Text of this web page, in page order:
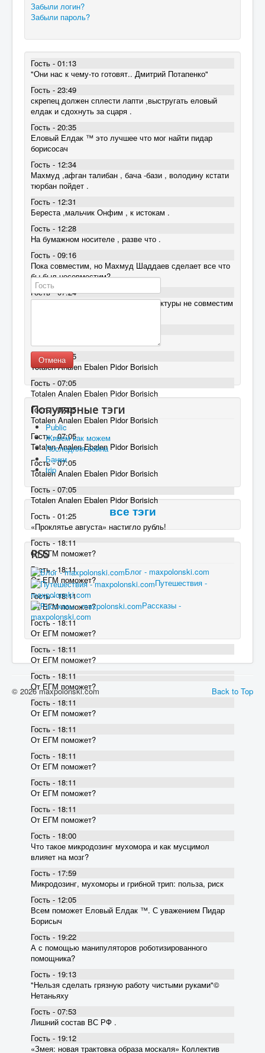
Забыли логин?
Забыли пароль?
Гость - 01:13
"Они нас к чему-то готовят.. Дмитрий Потапенко"
Гость - 23:49
скрепец должен сплести лапти ,выстругать еловый
елдак и сдохнуть за сцаря .
Гость - 20:35
Еловый Елдак ™ это лучшее что мог найти пидар
борисосач
Гость - 12:34
Махмуд ,афган талибан , бача -бази , володину кстати
тюрбан пойдет .
Гость - 12:31
Береста ,мальчик Онфим , к истокам .
Гость - 12:28
На бумажном носителе , разве что .
Гость - 09:16
Пока совместим, но Махмуд Шаддаев сделает все что
бы был несовместим?
Гость - 07:24
Русский Интернет на уровне архитектуры не совместим
Гость - 07:05
Totalen Analen Ebalen Pidor Borisich
Гость - 07:05
Totalen Analen Ebalen Pidor Borisich
Гость - 07:05
Totalen Analen Ebalen Pidor Borisich
Гость - 07:05
Totalen Analen Ebalen Pidor Borisich
Гость - 07:05
Totalen Analen Ebalen Pidor Borisich
Гость - 07:05
Totalen Analen Ebalen Pidor Borisich
Гость - 01:25
«Проклятье августа» настигло рубль!
Гость - 18:11
От ЕГМ поможет?
Гость - 18:11
От ЕГМ поможет?
Гость - 18:11
От ЕГМ поможет?
Гость - 18:11
От ЕГМ поможет?
Гость - 18:11
От ЕГМ поможет?
Гость - 18:11
От ЕГМ поможет?
Гость - 18:11
От ЕГМ поможет?
Гость - 18:11
От ЕГМ поможет?
Гость - 18:11
От ЕГМ поможет?
Гость - 18:11
От ЕГМ поможет?
Гость - 18:11
От ЕГМ поможет?
Гость - 18:00
Что такое микродозинг мухомора и как мусцимол
влияет на мозг?
Гость - 17:59
Микродозинг, мухоморы и грибной трип: польза, риск
Гость - 12:05
Всем поможет Еловый Елдак ™. С уважением Пидар
Борисыч
Гость - 19:22
А с помощью манипуляторов роботизированного
помощника?
Гость - 19:13
"Нельзя сделать грязную работу чистыми руками"©
Нетаньяху
Гость - 07:53
Лишний состав ВС РФ .
Гость - 19:12
«Змея: новая трактовка образа москаля» Коллектив
Отмена
Популярные тэги
Public
Живем как можем
Последняя война
Банки
trip
все тэги
RSS
Блог - maxpolonski.com
Путешествия -
maxpolonski.com
Рассказы -
maxpolonski.com
Back to Top
© 2026 maxpolonski.com